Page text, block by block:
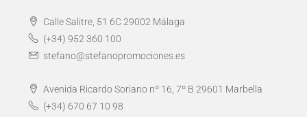
Calle Salitre, 51 6C 29002 Málaga
(+34) 952 360 100
stefano@stefanopromociones.es
Avenida Ricardo Soriano nº 16, 7º B 29601 Marbella
(+34) 670 67 10 98